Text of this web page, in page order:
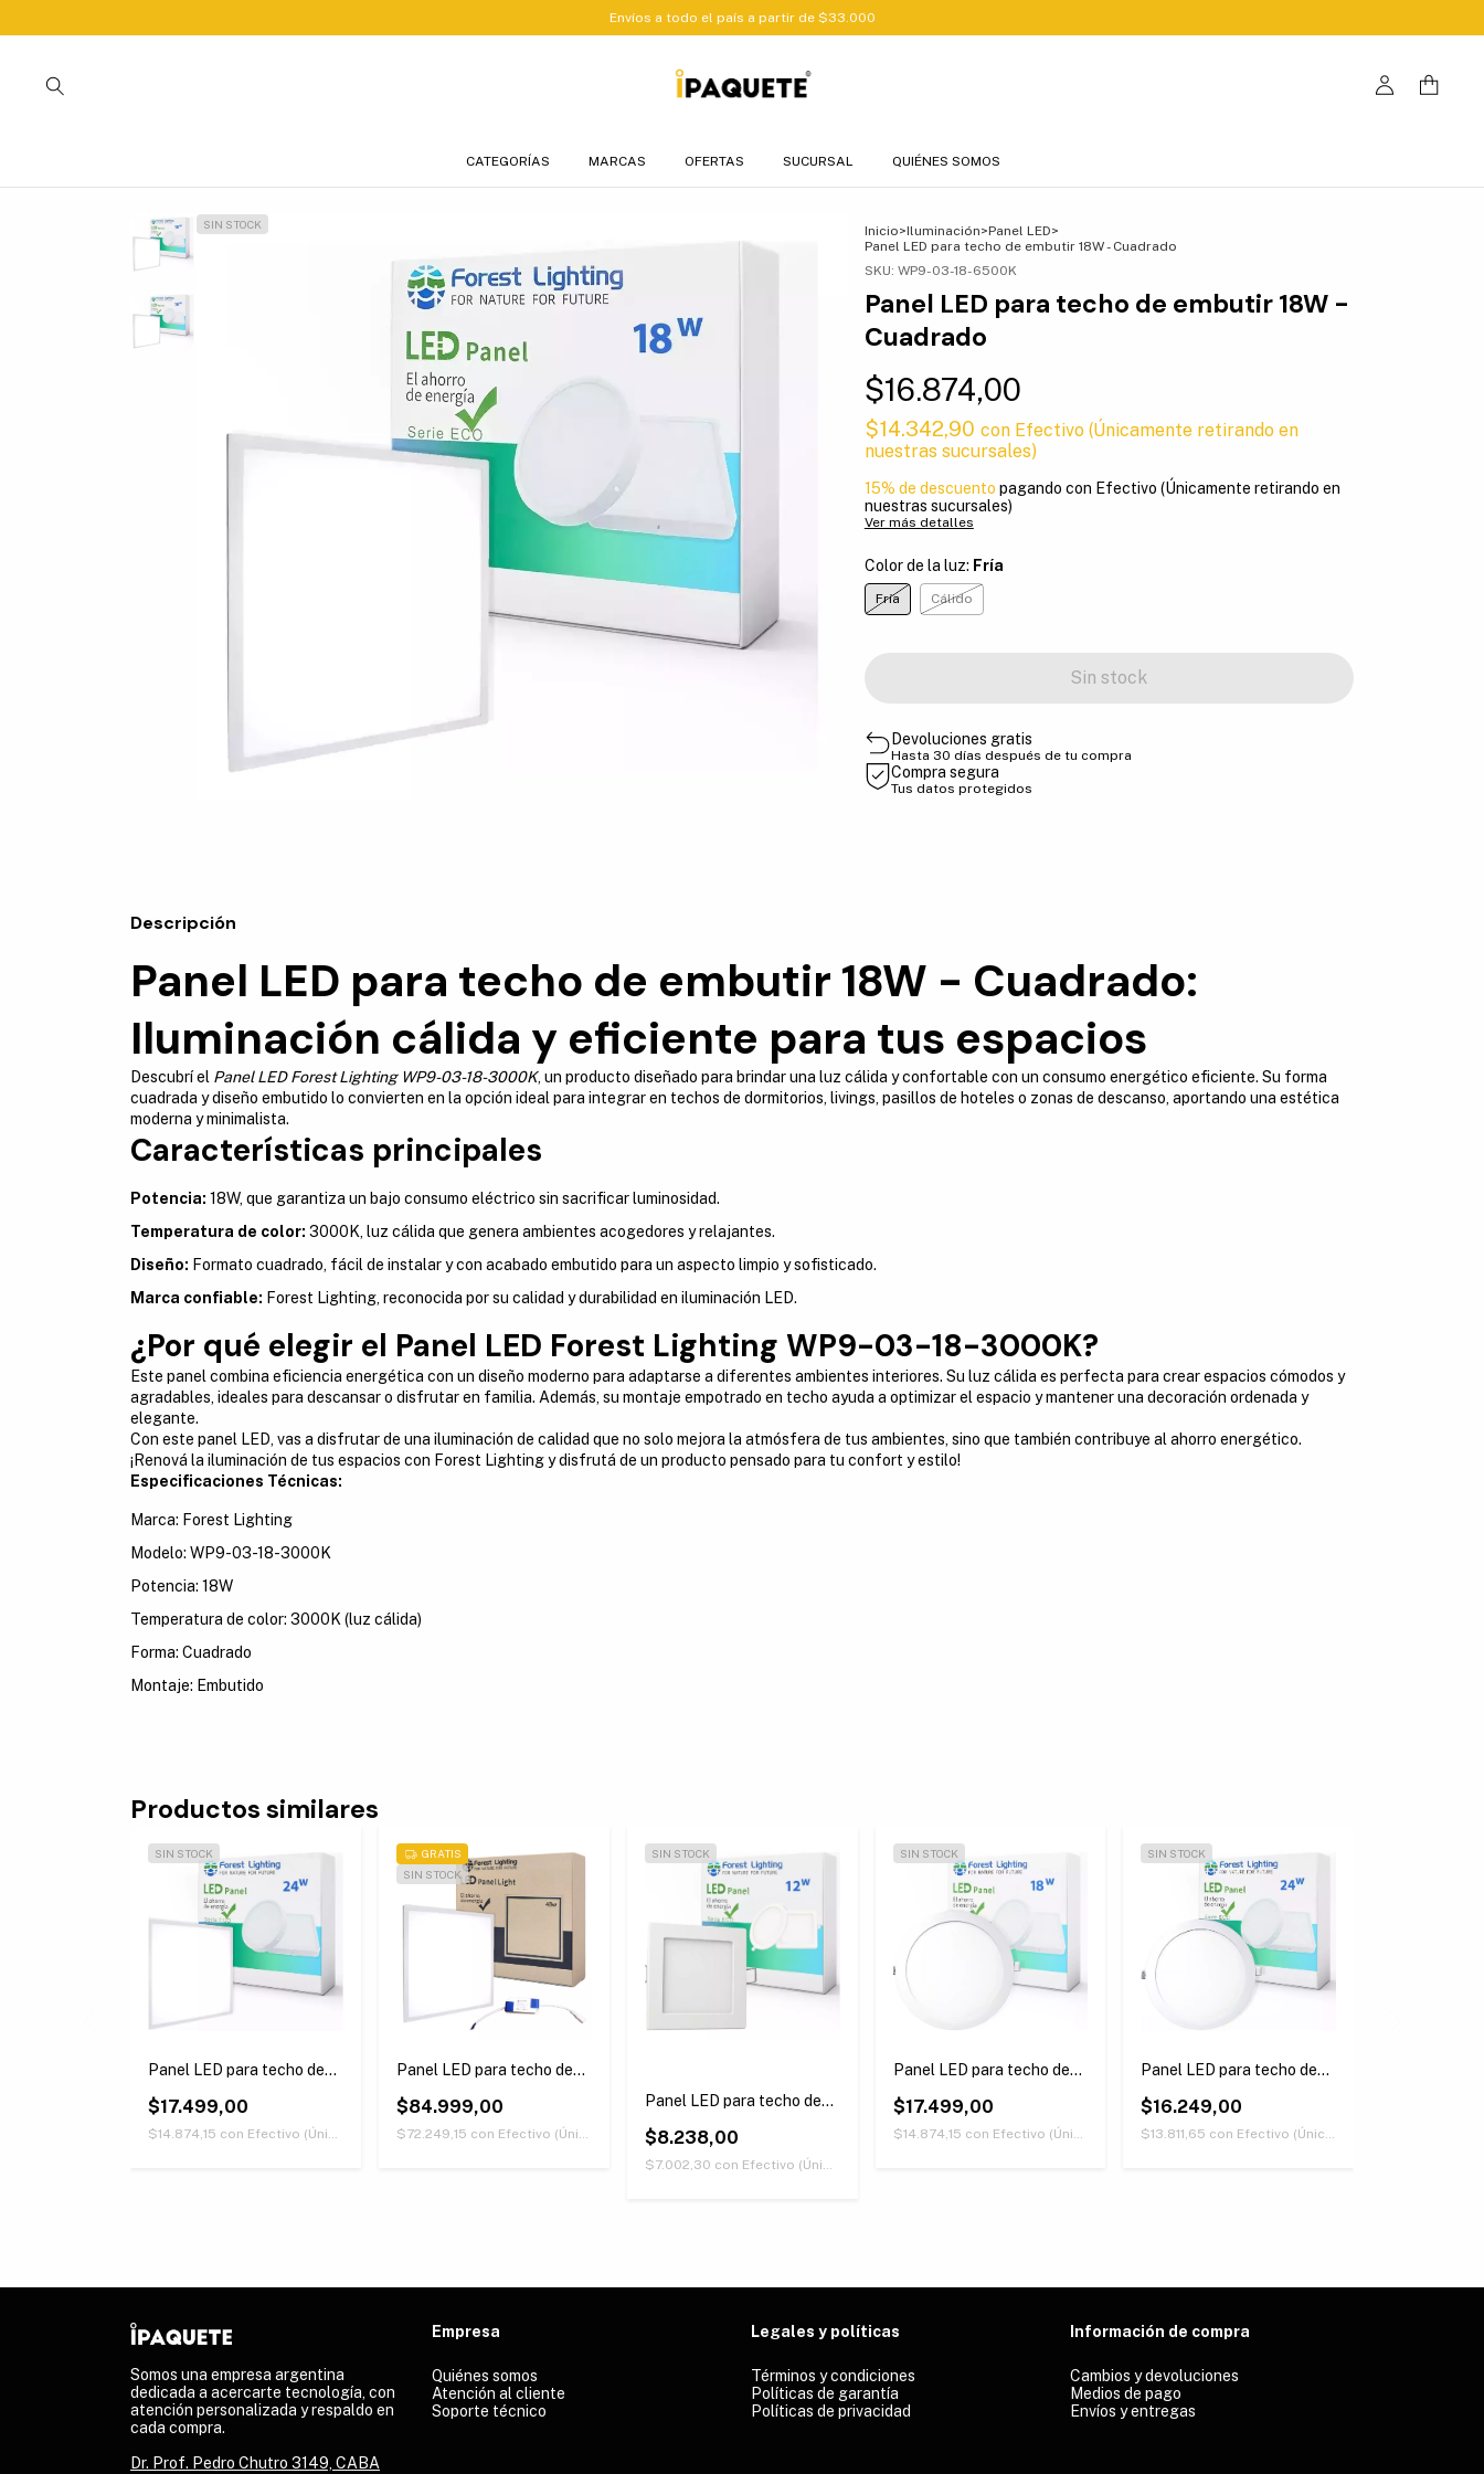
Envíos a todo el país a partir de $33.000
CATEGORÍAS MARCAS OFERTAS SUCURSAL QUIÉNES SOMOS
SIN STOCK Inicio>Iluminación>Panel LED>
Panel LED para techo de embutir 18W - Cuadrado
SKU: WP9-03-18-6500K
Panel LED para techo de embutir 18W -
Cuadrado
$16.874,00
$14.342,90 con Efectivo (Únicamente retirando en
nuestras sucursales)
15% de descuento pagando con Efectivo (Únicamente retirando en
nuestras sucursales)
Ver más detalles
Color de la luz: Fría
Fría Cálido
Devoluciones gratis
Hasta 30 días después de tu compra
Compra segura
Tus datos protegidos
Descripción
Panel LED para techo de embutir 18W - Cuadrado:
Iluminación cálida y eficiente para tus espacios
Descubrí el Panel LED Forest Lighting WP9-03-18-3000K, un producto diseñado para brindar una luz cálida y confortable con un consumo energético eficiente. Su forma
cuadrada y diseño embutido lo convierten en la opción ideal para integrar en techos de dormitorios, livings, pasillos de hoteles o zonas de descanso, aportando una estética
moderna y minimalista.
Características principales
Potencia: 18W, que garantiza un bajo consumo eléctrico sin sacrificar luminosidad.
Temperatura de color: 3000K, luz cálida que genera ambientes acogedores y relajantes.
Diseño: Formato cuadrado, fácil de instalar y con acabado embutido para un aspecto limpio y sofisticado.
Marca confiable: Forest Lighting, reconocida por su calidad y durabilidad en iluminación LED.
¿Por qué elegir el Panel LED Forest Lighting WP9-03-18-3000K?
Este panel combina eficiencia energética con un diseño moderno para adaptarse a diferentes ambientes interiores. Su luz cálida es perfecta para crear espacios cómodos y
agradables, ideales para descansar o disfrutar en familia. Además, su montaje empotrado en techo ayuda a optimizar el espacio y mantener una decoración ordenada y
elegante.
Con este panel LED, vas a disfrutar de una iluminación de calidad que no solo mejora la atmósfera de tus ambientes, sino que también contribuye al ahorro energético.
¡Renová la iluminación de tus espacios con Forest Lighting y disfrutá de un producto pensado para tu confort y estilo!
Especificaciones Técnicas:
Marca: Forest Lighting
Modelo: WP9-03-18-3000K
Potencia: 18W
Temperatura de color: 3000K (luz cálida)
Forma: Cuadrado
Montaje: Embutido
Productos similares
SIN STOCK
Panel LED para techo de
$17.499,00
$14.874,15 con Efectivo (Únicamente retirando en nuestras sucursales)
SIN STOCK
GRATIS
Panel LED para techo de
$84.999,00
$72.249,15 con Efectivo (Únicamente retirando en nuestras sucursales)
SIN STOCK
Panel LED para techo de
$8.238,00
$7.002,30 con Efectivo (Únicamente retirando en nuestras sucursales)
SIN STOCK
Panel LED para techo de
$17.499,00
$14.874,15 con Efectivo (Únicamente retirando en nuestras sucursales)
SIN STOCK
Panel LED para techo de
$16.249,00
$13.811,65 con Efectivo (Únicamente retirando en nuestras sucursales)
Somos una empresa argentina
dedicada a acercarte tecnología, con
atención personalizada y respaldo en
cada compra.
Dr. Prof. Pedro Chutro 3149, CABA
Empresa
Quiénes somos
Atención al cliente
Soporte técnico
Legales y políticas
Términos y condiciones
Políticas de garantía
Políticas de privacidad
Información de compra
Cambios y devoluciones
Medios de pago
Envíos y entregas